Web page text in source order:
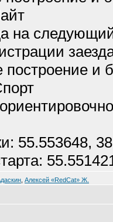
на
построение и
55.553648,
Алексей «RedCat» Ж.